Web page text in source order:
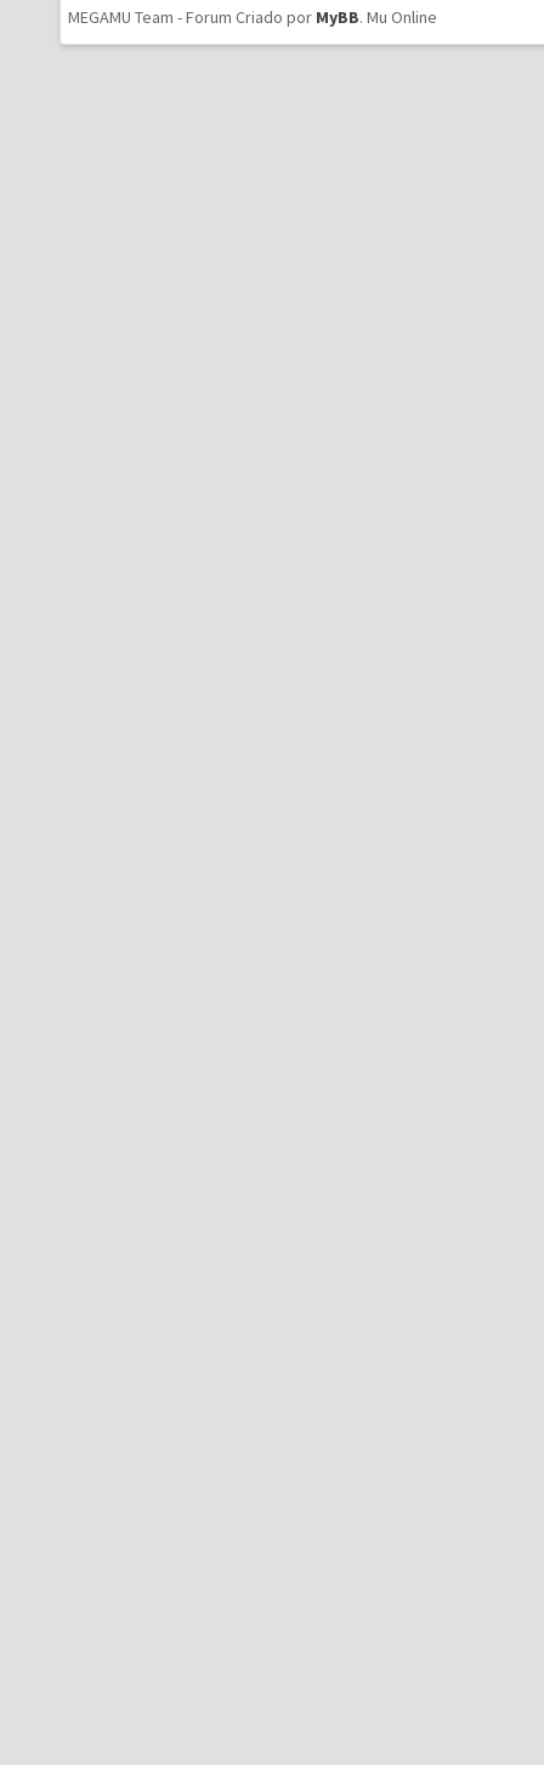
MEGAMU Team - Forum Criado por MyBB. Mu Online